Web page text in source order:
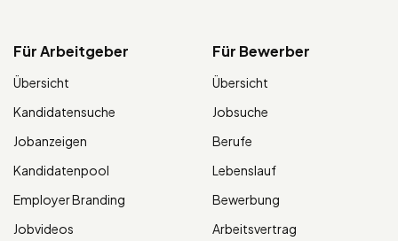
Für Arbeitgeber
Übersicht
Kandidatensuche
Jobanzeigen
Kandidatenpool
Employer Branding
Jobvideos
Für Bewerber
Übersicht
Jobsuche
Berufe
Lebenslauf
Bewerbung
Arbeitsvertrag